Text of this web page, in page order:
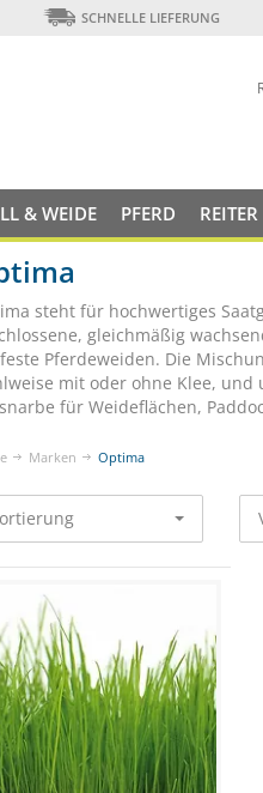
SCHNELLE LIEFERUNG
& WEIDE PFERD REITER
steht für hochwertiges
gleichmäßig
Pferdeweiden. Die
mit oder ohne Klee,
für Weideflächen,
Marken Optima